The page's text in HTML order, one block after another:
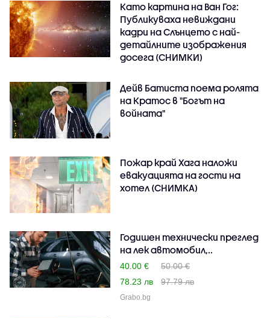
Като картина на Ван Гог:
Публикуваха невиждани
кадри на Слънцето с най-
детайлните изображения
досега (СНИМКИ)
Дейв Батиста поема ролята
на Кратос в "Богът на
войната"
Пожар край Хага наложи
евакуацията на гости на
хотел (СНИМКА)
Годишен технически преглед
на лек автомобил,..
40.00 €
50.00 €
78.23 лв
97.79 лв
Grabo.bg